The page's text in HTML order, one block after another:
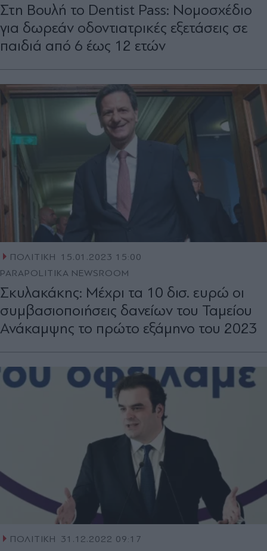
Στη Βουλή το Dentist Pass: Νομοσχέδιο
για δωρεάν οδοντιατρικές εξετάσεις σε
παιδιά από 6 έως 12 ετών
ΠΟΛΙΤΙΚΗ
15.01.2023 15:00
PARAPOLITIKA NEWSROOM
Σκυλακάκης: Μέχρι τα 10 δισ. ευρώ οι
συμβασιοποιήσεις δανείων του Ταμείου
Ανάκαμψης το πρώτο εξάμηνο του 2023
ΠΟΛΙΤΙΚΗ
31.12.2022 09:17